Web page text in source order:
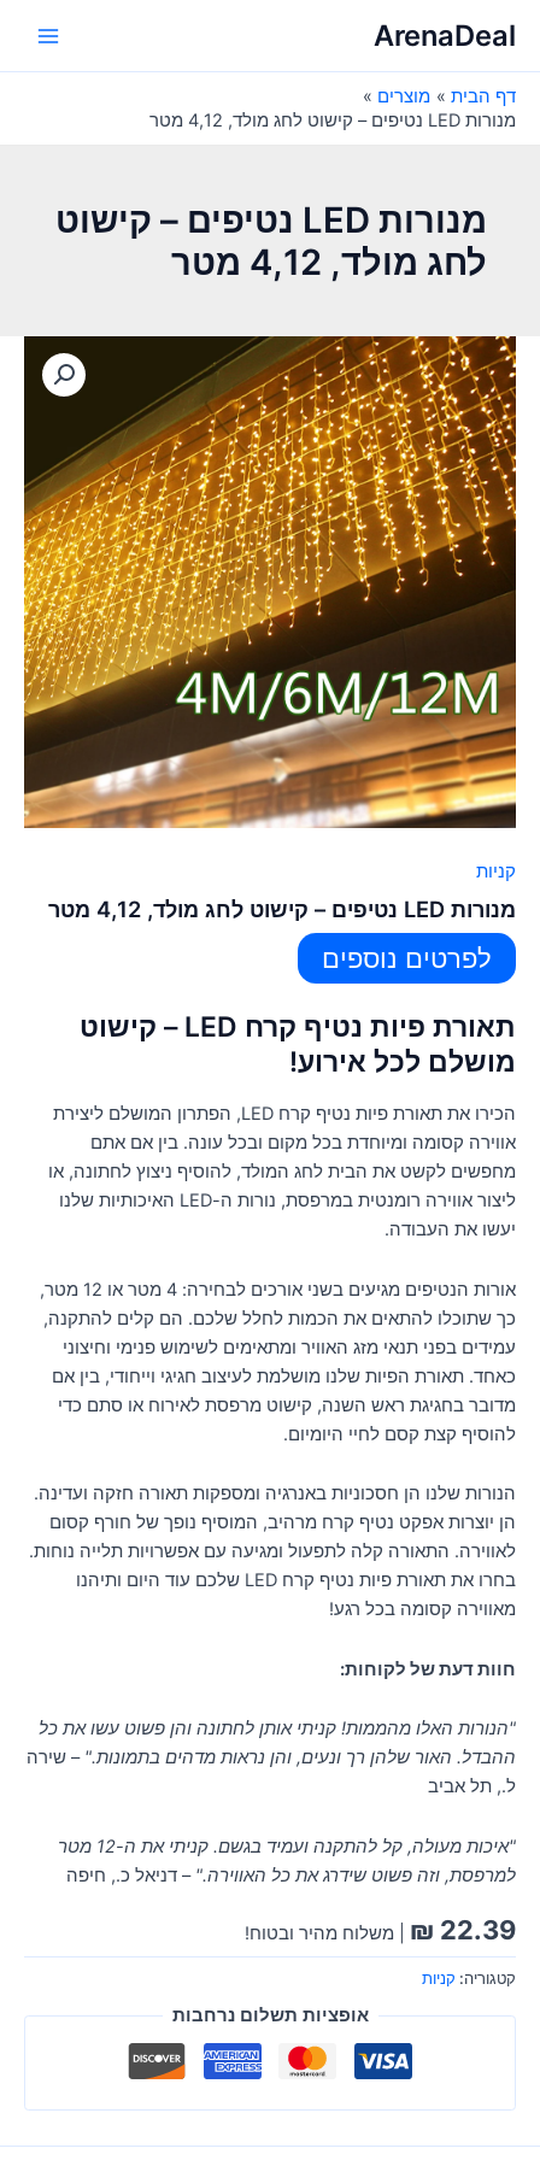
לתוכןArenaDeal
דף הבית
מוצרים
מנורות LED נטיפים – קישוט לחג מולד, 4,12 מטר
מנורות LED נטיפים – קישוט
לחג מולד, 4,12 מטר
קניות
מנורות LED נטיפים – קישוט לחג מולד, 4,12 מטר
לפרטים נוספים
תאורת פיות נטיף קרח LED – קישוט
מושלם לכל אירוע!
הכירו את תאורת פיות נטיף קרח LED, הפתרון המושלם ליצירת
אווירה קסומה ומיוחדת בכל מקום ובכל עונה. בין אם אתם
מחפשים לקשט את הבית לחג המולד, להוסיף ניצוץ לחתונה, או
ליצור אווירה רומנטית במרפסת, נורות ה-LED האיכותיות שלנו
יעשו את העבודה.
אורות הנטיפים מגיעים בשני אורכים לבחירה: 4 מטר או 12 מטר,
כך שתוכלו להתאים את הכמות לחלל שלכם. הם קלים להתקנה,
עמידים בפני תנאי מזג האוויר ומתאימים לשימוש פנימי וחיצוני
כאחד. תאורת הפיות שלנו מושלמת לעיצוב חגיגי וייחודי, בין אם
מדובר בחגיגת ראש השנה, קישוט מרפסת לאירוח או סתם כדי
להוסיף קצת קסם לחיי היומיום.
הנורות שלנו הן חסכוניות באנרגיה ומספקות תאורה חזקה ועדינה.
הן יוצרות אפקט נטיף קרח מרהיב, המוסיף נופך של חורף קסום
לאווירה. התאורה קלה לתפעול ומגיעה עם אפשרויות תלייה נוחות.
בחרו את תאורת פיות נטיף קרח LED שלכם עוד היום ותיהנו
מאווירה קסומה בכל רגע!
חוות דעת של לקוחות:
"הנורות האלו מהממות! קניתי אותן לחתונה והן פשוט עשו את כל
ההבדל. האור שלהן רך ונעים, והן נראות מדהים בתמונות." – שירה
ל., תל אביב
"איכות מעולה, קל להתקנה ועמיד בגשם. קניתי את ה-12 מטר
למרפסת, וזה פשוט שידרג את כל האווירה." – דניאל כ., חיפה
₪ 22.39 | משלוח מהיר ובטוח!
קטגוריה: קניות
אופציות תשלום נרחבות